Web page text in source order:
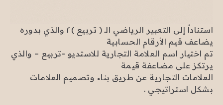
استناداً إلى التعبير الرياضي الـ ( تربيع )٢ والذي بدوره
يضاعف قيم الأرقام الحسابية
تم اختيار اسم العلامة التجارية للاستديو -تربيع – والذي
يرتكز على مضاعفة قيمة
العلامات التجارية عن طريق بناء وتصميم العلامات
بشكل استراتيجي .